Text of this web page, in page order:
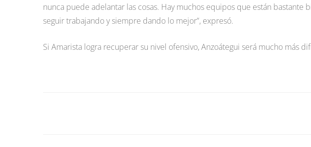
nunca puede adelantar las cosas. Hay muchos equipos que están bastante
seguir trabajando y siempre dando lo mejor”, expresó.
Si Amarista logra recuperar su nivel ofensivo, Anzoátegui será mucho más